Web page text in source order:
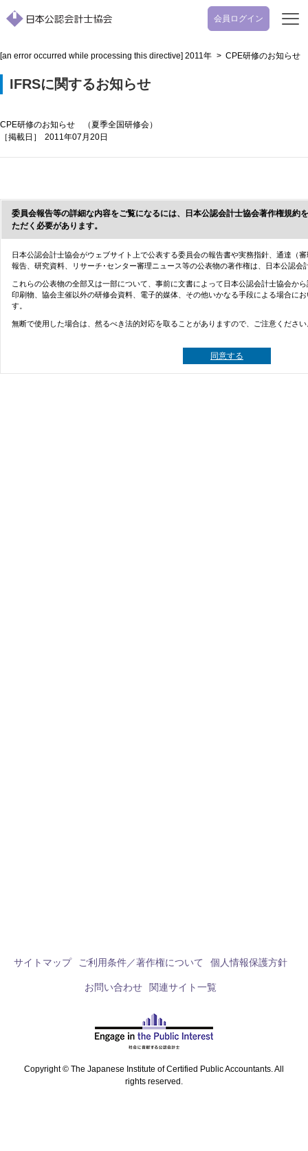
会員ログイン
開
[an error occurred while processing this directive] 2011年 > CPE研修のお知らせ
IFRSに関するお知らせ
CPE研修のお知らせ （夏季全国研修会）
［掲載日］
2011年07月20日
委員会報告等の詳細な内容をご覧になるには、日本公認会計士協会著作権規約
ただく必要があります。
日本公認会計士協会がウェブサイト上で公表する委員会の報告書や実務指針、通達（
報告、研究資料、リサーチ･センター審理ニュース等の公表物の著作権は、日本公認会
これらの公表物の全部又は一部について、事前に文書によって日本公認会計士協会か
印刷物、協会主催以外の研修会資料、電子的媒体、その他いかなる手段による場合に
す。
無断で使用した場合は、然るべき法的対応を取ることがありますので、ご注意ください
同意する
サイトマップ ご利用条件／著作権について 個人情報保護方針
お問い合わせ 関連サイト一覧
Copyright © The Japanese Institute of Certified Public Accountants. All
rights reserved.